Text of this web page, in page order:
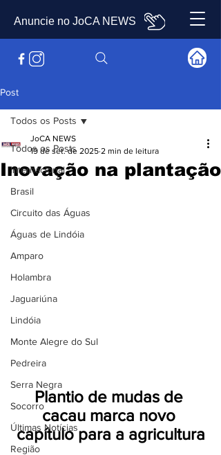
Anuncie no JoCA NEWS
Post
Todos os Posts
Internacional
Brasil
Circuito das Águas
Águas de Lindóia
Amparo
Holambra
Jaguariúna
Lindóia
Monte Alegre do Sul
Pedreira
Serra Negra
Socorro
Últimas Notícias
Região
Todos os Posts
Inovação na plantação
JoCA NEWS
19 de set. de 2025 2 min de leitura
Plantio de mudas de
cacau marca novo
capítulo para a agricultura